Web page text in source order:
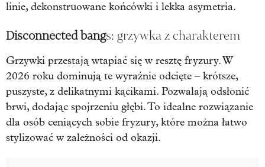
linie, dekonstruowane końcówki i lekka asymetria.
Disconnected bangs: grzywka z charakterem
Grzywki przestają wtapiać się w resztę fryzury. W
2026 roku dominują te wyraźnie odcięte – krótsze,
puszyste, z delikatnymi kącikami. Pozwalają odsłonić
brwi, dodając spojrzeniu głębi. To idealne rozwiązanie
dla osób ceniących sobie fryzury, które można łatwo
stylizować w zależności od okazji.